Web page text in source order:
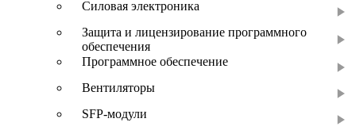
Силовая электроника
Защита и лицензирование программного
обеспечения
Программное обеспечение
Вентиляторы
SFP-модули